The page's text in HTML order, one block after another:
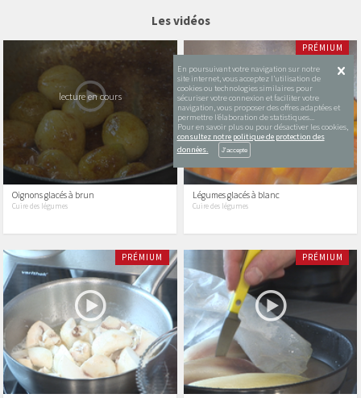
En poursuivant votre navigation sur notre
site internet, vous acceptez l’utilisation de
cookies ou technologies similaires pour
sécuriser votre connexion et faciliter votre
navigation, vous proposer des offres adaptées et
permettre l’élaboration de statistiques...
Pour en savoir plus ou pour désactiver les cookies,
consultez notre politique de protection des
données.
Les vidéos
Oignons glacés à brun
Cuire des légumes
lecture en cours
PRÉMIUM
Légumes glacés à blanc
Cuire des légumes
PRÉMIUM PRÉMIUM